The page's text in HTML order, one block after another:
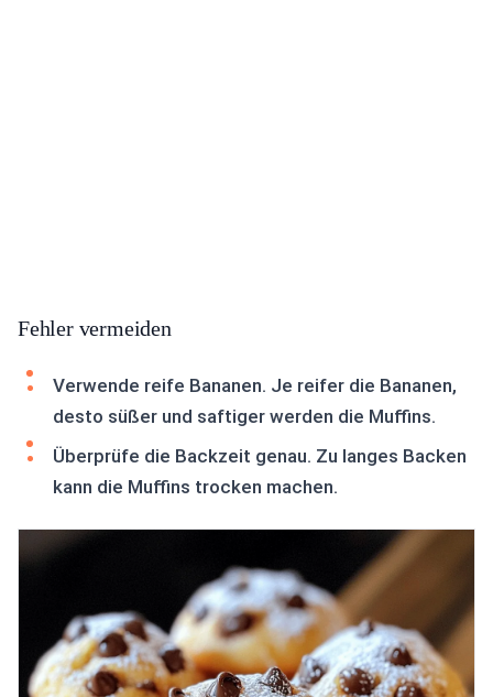
Fehler vermeiden
Verwende reife Bananen. Je reifer die Bananen,
desto süßer und saftiger werden die Muffins.
Überprüfe die Backzeit genau. Zu langes Backen
kann die Muffins trocken machen.